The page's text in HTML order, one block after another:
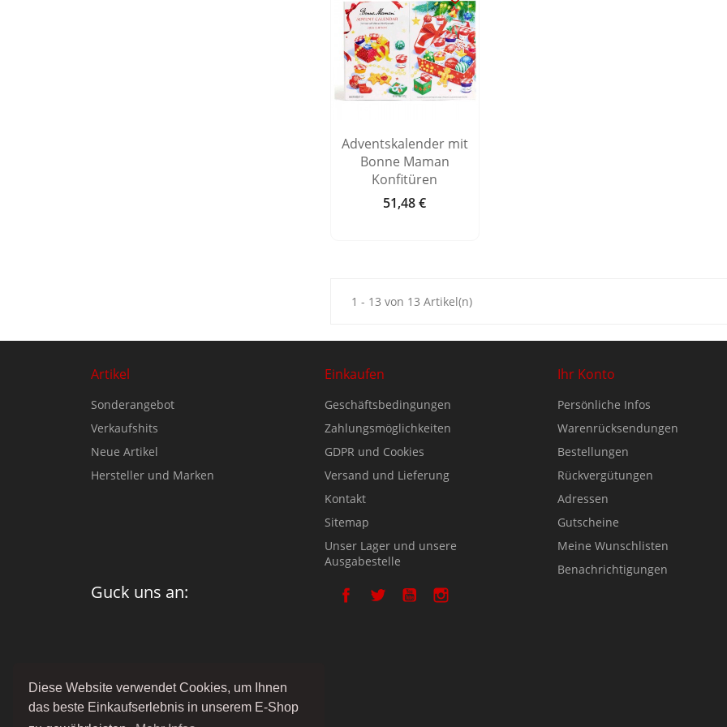
Diese Website verwendet Cookies, um Ihnen
das beste Einkaufserlebnis in unserem E-Shop
Adventskalender mit
Bonne Maman
Konfitüren
Preis
51,48 €
1 - 13 von 13 Artikel(n)
Artikel
Sonderangebot
Verkaufshits
Neue Artikel
Hersteller und Marken
Einkaufen
Geschäftsbedingungen
Zahlungsmöglichkeiten
GDPR und Cookies
Versand und Lieferung
Kontakt
Sitemap
Unser Lager und unsere
Ausgabestelle
Ihr Konto
Persönliche Infos
Warenrücksendungen
Bestellungen
Rückvergütungen
Adressen
Gutscheine
Meine Wunschlisten
Benachrichtigungen
Guck uns an: